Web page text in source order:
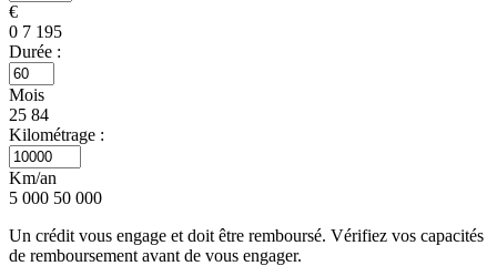
€
0 7 195
Durée :
Mois
25 84
Kilométrage :
Km/an
5 000 50 000
Un crédit vous engage et doit être remboursé. Vérifiez vos capacités
de remboursement avant de vous engager.